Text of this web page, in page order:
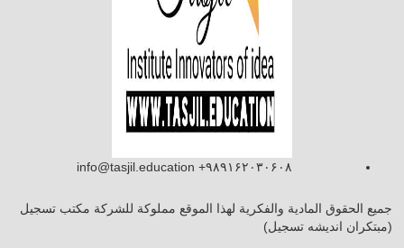
info@tasjil.education +۹۸۹۱۶۲۰۳۰۶۰۸
جميع الحقوق المادية والفكرية لهذا الموقع مملوكة للشركة مكتب تسجيل
(مبتکران اندیشه تسجیل)